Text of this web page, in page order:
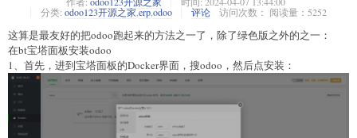
分类: odoo123开源之家,erp,odoo 评论 访问次数： 阅读量：5252
这算是最友好的把odoo跑起来的方法之一了，除了绿色版之外的之一：
在bt宝塔面板安装odoo
1、首先，进到宝塔面板的Docker界面，搜odoo，然后点安装：